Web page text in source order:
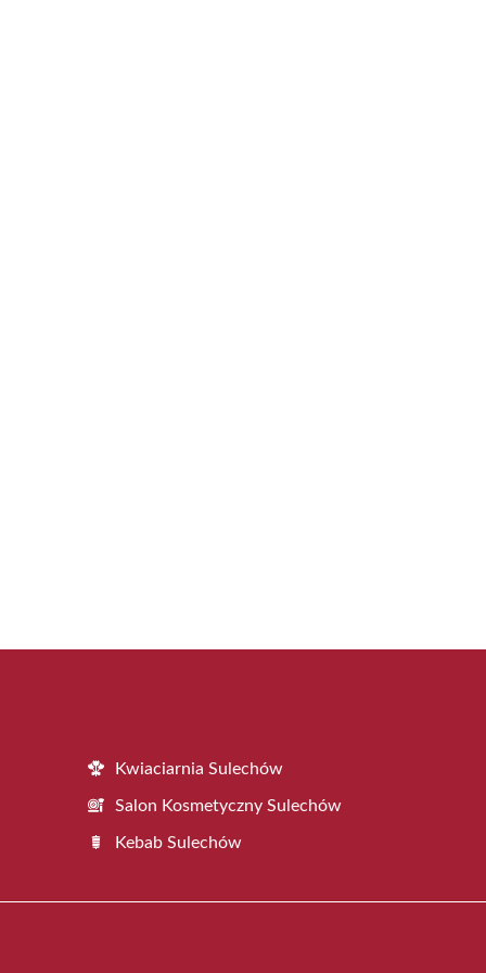
Kwiaciarnia Sulechów
Salon Kosmetyczny Sulechów
Kebab Sulechów